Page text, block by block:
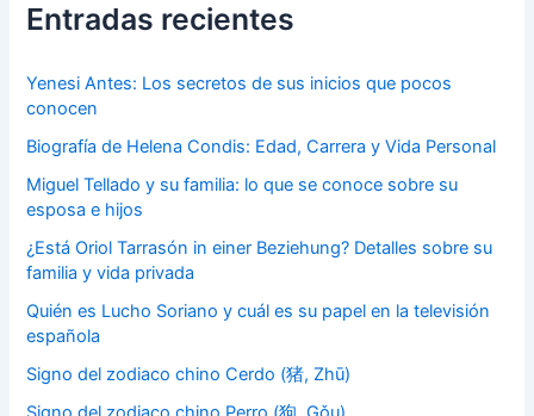
Entradas recientes
Yenesi Antes: Los secretos de sus inicios que pocos
conocen
Biografía de Helena Condis: Edad, Carrera y Vida Personal
Miguel Tellado y su familia: lo que se conoce sobre su
esposa e hijos
¿Está Oriol Tarrasón in einer Beziehung? Detalles sobre su
familia y vida privada
Quién es Lucho Soriano y cuál es su papel en la televisión
española
Signo del zodiaco chino Cerdo (猪, Zhū)